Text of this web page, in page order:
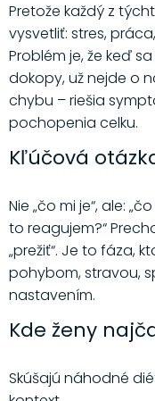
Pretože každý z
vysvetliť: stres,
Problém je, že keď
dokopy, už nejde o
chybu – riešia
pochopenia celku.
Kľúčová
Nie „čo mi je“, ale:
to reagujem?“
„prežiť“. Je to fáza,
pohybom, stravou,
nastavením.
Kde ženy
Skúšajú náhodné